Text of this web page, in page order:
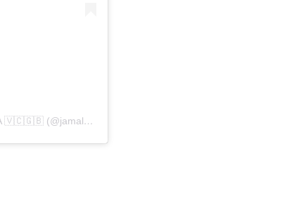
Una publicación compartida por Jamal Edwards MBE, MBA 🇻🇨🇬🇧 (@jamaledwards)